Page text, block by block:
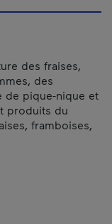
des fraises,
des
de pique-nique et
produits du
framboises,